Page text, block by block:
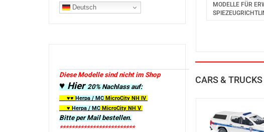
MODELLE FÜR
CARS &
Deutsch
Diese Modelle sind nicht im Shop
♥ Hier20% Nachlass auf:
♥♥ Herpa / MC MicroCity NH IV
♥ Herpa / MC MicroCity NH V
Bitte per Mail bestellen.
*************************